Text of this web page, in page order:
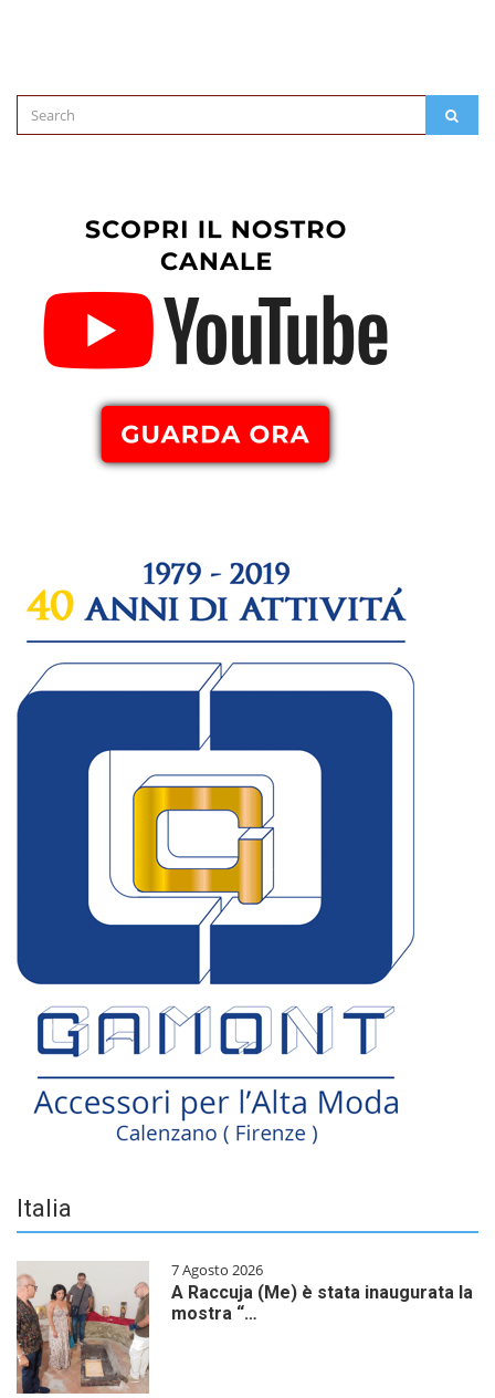
Search
for:
Italia
7 Agosto 2026
A Raccuja (Me) è stata inaugurata la
mostra “…